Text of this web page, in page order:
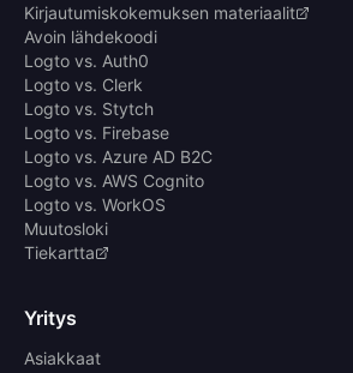
Kirjautumiskokemuksen materiaalit
Avoin lähdekoodi
Logto vs. Auth0
Logto vs. Clerk
Logto vs. Stytch
Logto vs. Firebase
Logto vs. Azure AD B2C
Logto vs. AWS Cognito
Logto vs. WorkOS
Muutosloki
Tiekartta
Yritys
Asiakkaat